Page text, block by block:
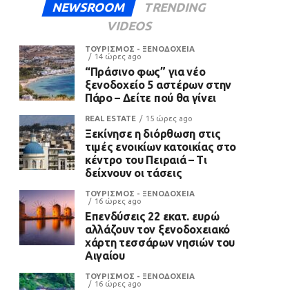
NEWSROOM
TRENDING
VIDEOS
ΤΟΥΡΙΣΜΟΣ - ΞΕΝΟΔΟΧΕΙΑ
14 ώρες ago
“Πράσινο φως” για νέο
ξενοδοχείο 5 αστέρων στην
Πάρο – Δείτε πού θα γίνει
REAL ESTATE 15 ώρες ago
Ξεκίνησε η διόρθωση στις
τιμές ενοικίων κατοικίας στο
κέντρο του Πειραιά – Τι
δείχνουν οι τάσεις
ΤΟΥΡΙΣΜΟΣ - ΞΕΝΟΔΟΧΕΙΑ
16 ώρες ago
Επενδύσεις 22 εκατ. ευρώ
αλλάζουν τον ξενοδοχειακό
χάρτη τεσσάρων νησιών του
Αιγαίου
ΤΟΥΡΙΣΜΟΣ - ΞΕΝΟΔΟΧΕΙΑ
16 ώρες ago